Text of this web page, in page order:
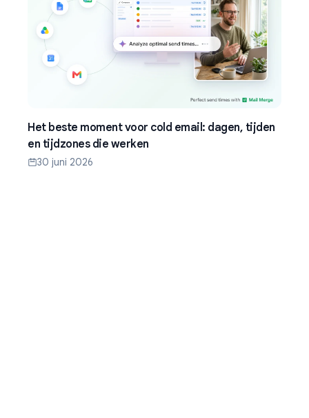
Het beste moment voor cold email: dagen, tijden
en tijdzones die werken
30 juni 2026